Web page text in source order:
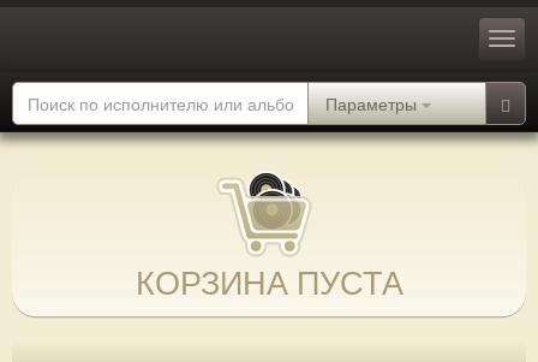
Параметры
КОРЗИНА ПУСТА